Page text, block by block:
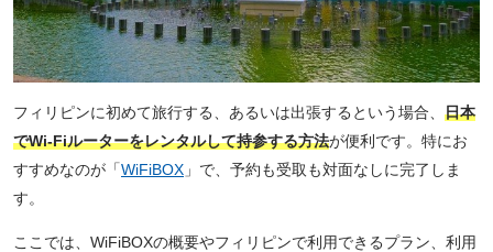
フィリピンに初めて旅行する、あるいは出張するという場合、 日本
でWi-Fiルーターをレンタルして持参する方法が便利です。特にお
すすめなのが「WiFiBOX 」で、予約も受取も対面なしに完了しま
す。
ここでは、WiFiBOXの概要やフィリピンで利用できるプラン、利用